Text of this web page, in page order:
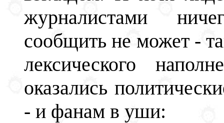
журналистами
сообщить не может -
лексического
оказались
- и фанам в уши: